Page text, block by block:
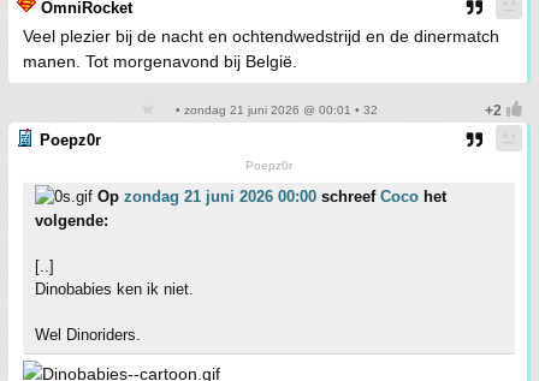
OmniRocket
Veel plezier bij de nacht en ochtendwedstrijd en de dinermatch
manen. Tot morgenavond bij België.
• zondag 21 juni 2026 @ 00:01 • 32
Poepz0r
Poepz0r
Op zondag 21 juni 2026 00:00 schreef Coco het
volgende:
[..]
Dinobabies ken ik niet.
Wel Dinoriders.